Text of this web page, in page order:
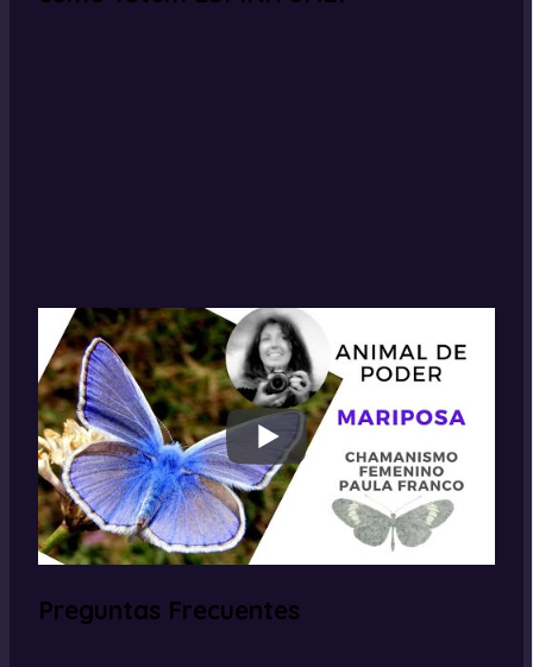
Preguntas Frecuentes